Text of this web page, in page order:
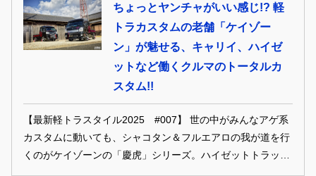
ちょっとヤンチャがいい感じ!? 軽
トラカスタムの老舗「ケイゾー
ン」が魅せる、キャリイ、ハイゼ
ットなど働くクルマのトータルカ
スタム!!
【最新軽トラスタイル2025 #007】 世の中がみんなアゲ系
カスタムに動いても、シャコタン＆フルエアロの我が道を行
くのがケイゾーンの「慶虎」シリーズ。ハイゼットトラック